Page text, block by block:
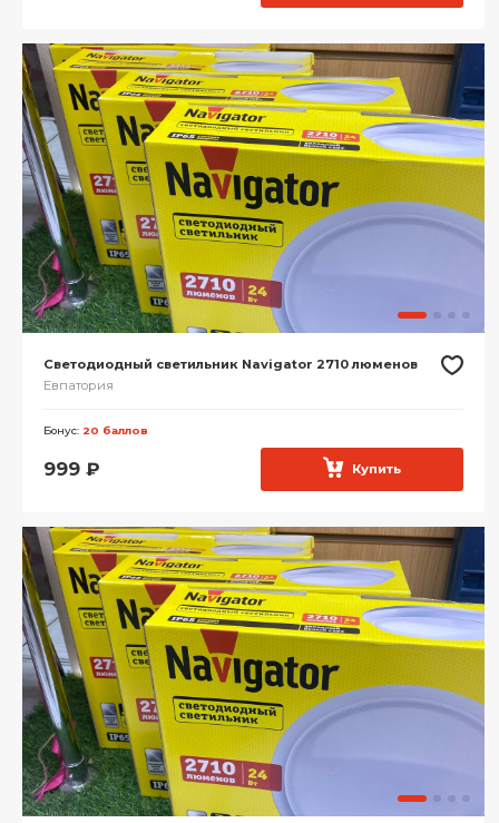
Светодиодный светильник Navigator 2710 люменов
Евпатория
Бонус: 20 баллов
999 ₽ Купить